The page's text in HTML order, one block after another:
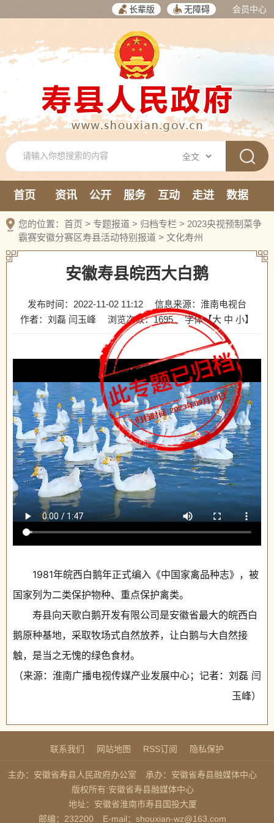
长辈版 无障碍 会员中心
首页 资讯 公开 服务 互动 走进
数据
新媒体
您的位置： 首页 > 专题报道 > 归档专栏 > 2023央视预制菜争
霸赛安徽分赛区寿县活动特别报道 > 文化寿州
安徽寿县皖西大白鹅
发布时间：2022-11-02 11:12
信息来源：淮南电视台
作者：刘磊 闫玉峰
浏览次数：1695 字体【大 中 小】
1981年皖西白鹅年正式编入《中国家禽品种志》，被
国家列为二类保护物种、重点保护禽类。
寿县向天歌白鹅开发有限公司是安徽省最大的皖西白
鹅原种基地，采取牧场式自然放养，让白鹅与大自然接
触，是当之无愧的绿色食材。
（来源：淮南广播电视传媒产业发展中心；记者：刘磊 闫
玉峰）
联系我们 网站地图 RSS订阅 隐私保护
主办：安徽省寿县人民政府办公室
承办：安徽省寿县融媒体中心
版权所有:安徽省寿县融媒体中心
地址：安徽省淮南市寿县国投大厦
邮编：232200
E-mail：shouxian-wz@163.com